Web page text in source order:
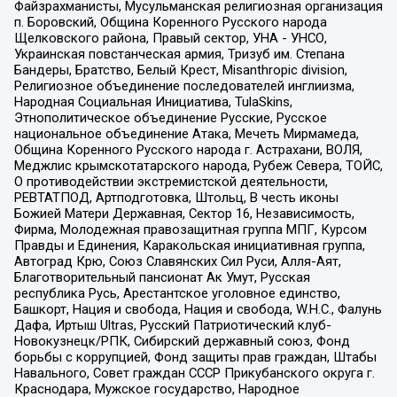
Файзрахманисты, Мусульманская религиозная организация
п. Боровский, Община Коренного Русского народа
Щелковского района, Правый сектор, УНА - УНСО,
Украинская повстанческая армия, Тризуб им. Степана
Бандеры, Братство, Белый Крест, Misanthropic division,
Религиозное объединение последователей инглиизма,
Народная Социальная Инициатива, TulaSkins,
Этнополитическое объединение Русские, Русское
национальное объединение Атака, Мечеть Мирмамеда,
Община Коренного Русского народа г. Астрахани, ВОЛЯ,
Меджлис крымскотатарского народа, Рубеж Севера, ТОЙС,
О противодействии экстремистской деятельности,
РЕВТАТПОД, Артподготовка, Штольц, В честь иконы
Божией Матери Державная, Сектор 16, Независимость,
Фирма, Молодежная правозащитная группа МПГ, Курсом
Правды и Единения, Каракольская инициативная группа,
Автоград Крю, Союз Славянских Сил Руси, Алля-Аят,
Благотворительный пансионат Ак Умут, Русская
республика Русь, Арестантское уголовное единство,
Башкорт, Нация и свобода, Нация и свобода, W.H.С., Фалунь
Дафа, Иртыш Ultras, Русский Патриотический клуб-
Новокузнецк/РПК, Сибирский державный союз, Фонд
борьбы с коррупцией, Фонд защиты прав граждан, Штабы
Навального, Совет граждан СССР Прикубанского округа г.
Краснодара, Мужское государство, Народное